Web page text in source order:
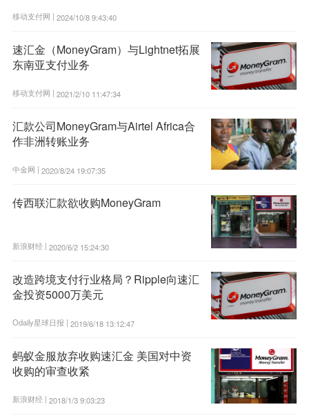
移动支付网 | 2024/10/8 9:43:40
速汇金（MoneyGram）与Lightnet拓展
东南亚支付业务
移动支付网 | 2021/2/10 11:47:34
汇款公司MoneyGram与Airtel Africa合
作非洲转账业务
中金网 | 2020/8/24 19:07:35
传西联汇款欲收购MoneyGram
新浪财经 | 2020/6/2 15:24:30
改造跨境支付行业格局？Ripple向速汇
金投资5000万美元
Odaily星球日报 | 2019/6/18 13:12:47
蚂蚁金服放弃收购速汇金 美国对中资
收购的审查收紧
新浪财经 | 2018/1/3 9:03:23